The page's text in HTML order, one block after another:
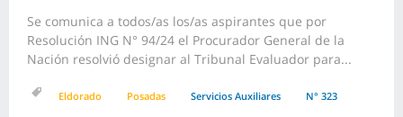
Se comunica a todos/as los/as aspirantes que por
Resolución ING N° 94/24 el Procurador General de la
Nación resolvió designar al Tribunal Evaluador para...
Eldorado Posadas Servicios Auxiliares N° 323